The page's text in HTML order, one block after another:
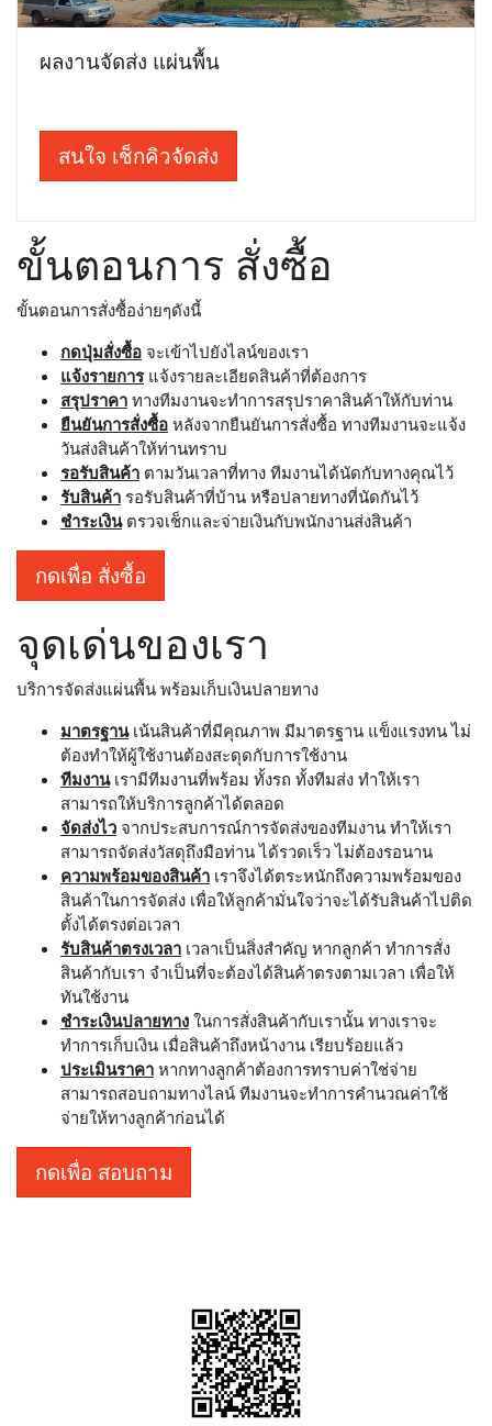
ผลงานจัดส่ง แผ่นพื้น
สนใจ เช็กคิวจัดส่ง
ขั้นตอนการ สั่งซื้อ
ขั้นตอนการสั่งซื้อง่ายๆดังนี้
กดปุ่มสั่งซื้อ จะเข้าไปยังไลน์ของเรา
แจ้งรายการแจ้งรายละเอียดสินค้าที่ต้องการ
สรุปราคา ทางทีมงานจะทำการสรุปราคาสินค้าให้กับท่าน
ยืนยันการสั่งซื้อ หลังจากยืนยันการสั่งซื้อ ทางทีมงานจะแจ้ง
วันส่งสินค้าให้ท่านทราบ
รอรับสินค้า ตามวันเวลาที่ทาง ทีมงานได้นัดกับทางคุณไว้
รับสินค้า รอรับสินค้าที่บ้าน หรือปลายทางที่นัดกันไว้
ชำระเงินตรวจเช็กและจ่ายเงินกับพนักงานส่งสินค้า
กดเพื่อ สั่งซื้อ
จุดเด่นของเรา
บริการจัดส่งแผ่นพื้น พร้อมเก็บเงินปลายทาง
มาตรฐานเน้นสินค้าที่มีคุณภาพ มีมาตรฐาน แข็งแรงทน ไม่
ต้องทำให้ผู้ใช้งานต้องสะดุดกับการใช้งาน
ทีมงานเรามีทีมงานที่พร้อม ทั้งรถ ทั้งทีมส่ง ทำให้เรา
สามารถให้บริการลูกค้าได้ตลอด
จัดส่งไว จากประสบการณ์การจัดส่งของทีมงาน ทำให้เรา
สามารถจัดส่งวัสดุถึงมือท่าน ได้รวดเร็ว ไม่ต้องรอนาน
ความพร้อมของสินค้า เราจึงได้ตระหนักถึงความพร้อมของ
สินค้าในการจัดส่ง เพื่อให้ลูกค้ามั่นใจว่าจะได้รับสินค้าไปติด
ตั้งได้ตรงต่อเวลา
รับสินค้าตรงเวลา เวลาเป็นสิ่งสำคัญ หากลูกค้า ทำการสั่ง
สินค้ากับเรา จำเป็นที่จะต้องได้สินค้าตรงตามเวลา เพื่อให้
ทันใช้งาน
ชำระเงินปลายทาง ในการสั่งสินค้ากับเรานั้น ทางเราจะ
ทำการเก็บเงิน เมื่อสินค้าถึงหน้างาน เรียบร้อยแล้ว
ประเมินราคา หากทางลูกค้าต้องการทราบค่าใช่จ่าย
สามารถสอบถามทางไลน์ ทีมงานจะทำการคำนวณค่าใช้
จ่ายให้ทางลูกค้าก่อนได้
กดเพื่อ สอบถาม